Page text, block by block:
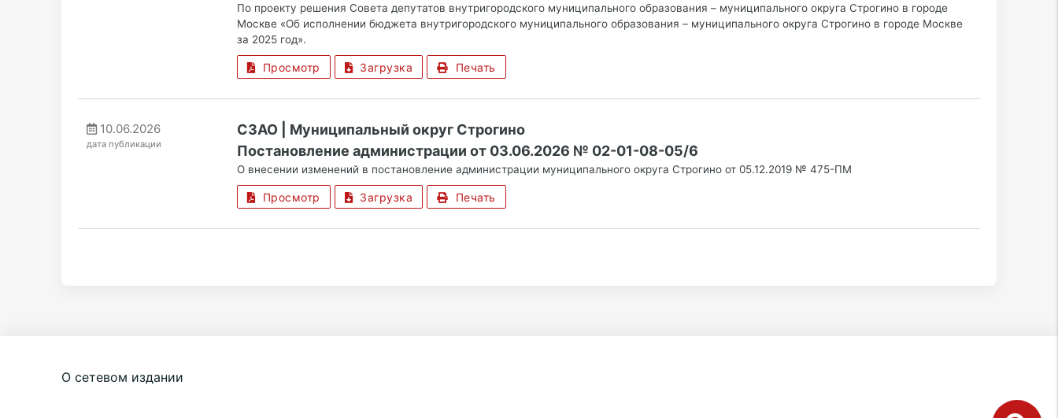
По проекту решения Совета депутатов внутригородского муниципального образования – муниципального округа Строгино в городе
Москве «Об исполнении бюджета внутригородского муниципального образования – муниципального округа Строгино в городе Москве
за 2025 год».
Просмотр Загрузка Печать
10.06.2026
дата публикации
СЗАО | Муниципальный округ Строгино
Постановление администрации от 03.06.2026 № 02-01-08-05/6
О внесении изменений в постановление администрации муниципального округа Строгино от 05.12.2019 № 475-ПМ
Просмотр Загрузка Печать
О сетевом издании